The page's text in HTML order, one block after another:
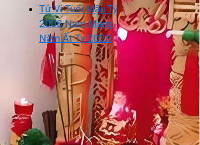
Tử Vi Tuổi Mậu Tý
2008 Nam Mạng
Năm Ất Tỵ 2025